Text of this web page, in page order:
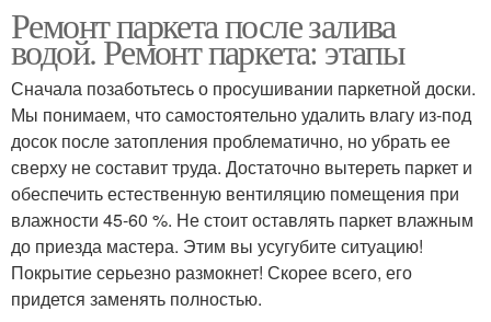
Ремонт паркета после залива
водой. Ремонт паркета: этапы
Сначала позаботьтесь о просушивании паркетной доски.
Мы понимаем, что самостоятельно удалить влагу из-под
досок после затопления проблематично, но убрать ее
сверху не составит труда. Достаточно вытереть паркет и
обеспечить естественную вентиляцию помещения при
влажности 45-60 %. Не стоит оставлять паркет влажным
до приезда мастера. Этим вы усугубите ситуацию!
Покрытие серьезно размокнет! Скорее всего, его
придется заменять полностью.